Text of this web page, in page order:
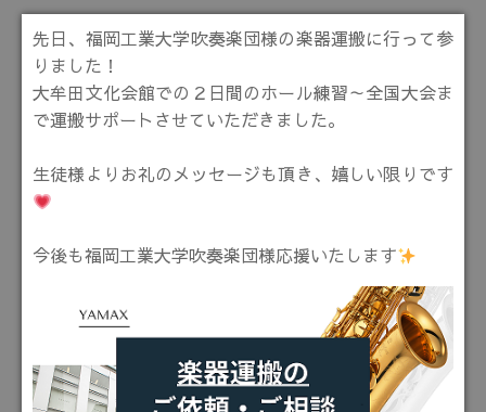
先日、福岡工業大学吹奏楽団様の楽器運搬に行って参
りました！
大牟田文化会館での２日間のホール練習～全国大会ま
で運搬サポートさせていただきました。
生徒様よりお礼のメッセージも頂き、嬉しい限りです
今後も福岡工業大学吹奏楽団様応援いたします